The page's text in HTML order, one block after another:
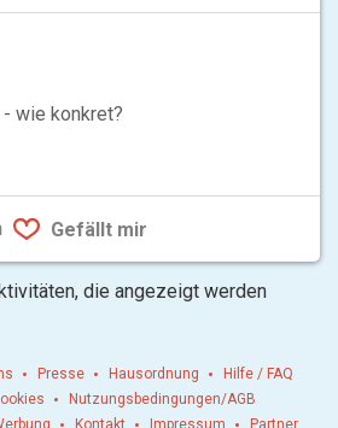
wie konkret?
Gefällt mir
die angezeigt werden
Presse Hausordnung
Hilfe / FAQ
Nutzungsbedingungen/AGB
Kontakt Impressum Partner